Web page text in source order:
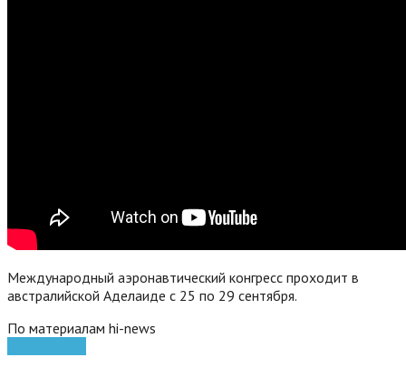
Международный аэронавтический конгресс проходит в
австралийской Аделаиде с 25 по 29 сентября.
По материалам hi-news